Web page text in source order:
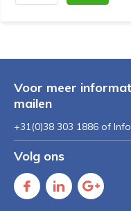
Voor meer
mailen
+31(0)38 303 1886 of
Volg ons